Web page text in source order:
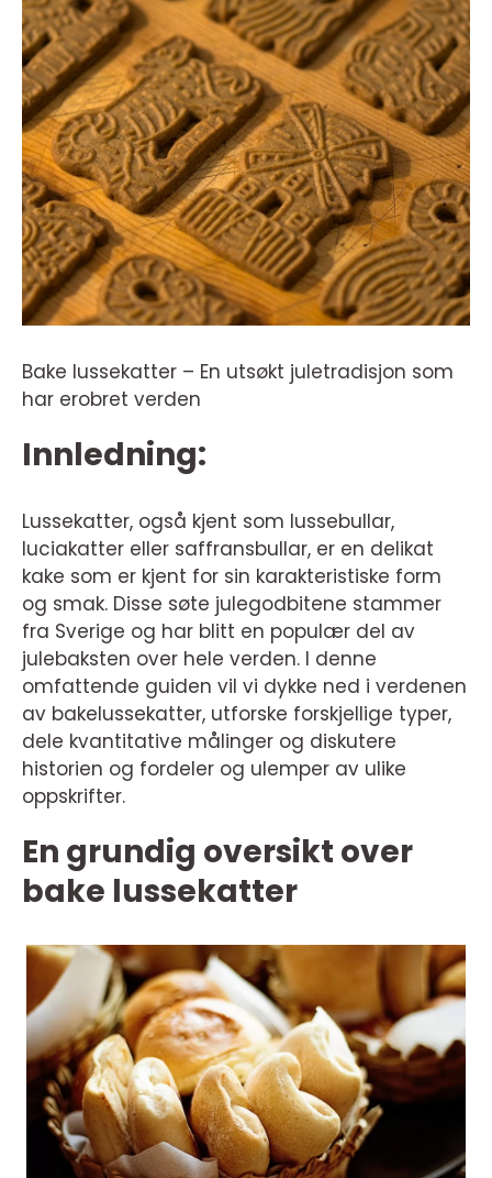
Bake lussekatter – En utsøkt juletradisjon som
har erobret verden
Innledning:
Lussekatter, også kjent som lussebullar,
luciakatter eller saffransbullar, er en delikat
kake som er kjent for sin karakteristiske form
og smak. Disse søte julegodbitene stammer
fra Sverige og har blitt en populær del av
julebaksten over hele verden. I denne
omfattende guiden vil vi dykke ned i verdenen
av bakelussekatter, utforske forskjellige typer,
dele kvantitative målinger og diskutere
historien og fordeler og ulemper av ulike
oppskrifter.
En grundig oversikt over
bake lussekatter